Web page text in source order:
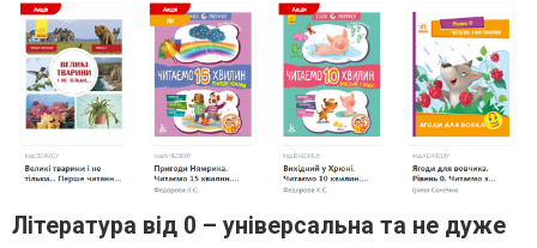
Література від 0 – універсальна та не дуже